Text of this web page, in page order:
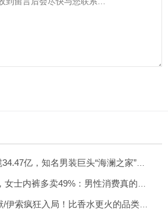
狂开723家店！曾年揽34.47亿，知名男装巨头“海澜之家”帮大牌卖尾货低调发财
男士内裤卖了30.5亿，女士内裤多卖49%：男性消费真的不如狗吗？
增速暴涨 500%，闻献/伊索疯狂入局！比香水更火的品类突然爆发了？